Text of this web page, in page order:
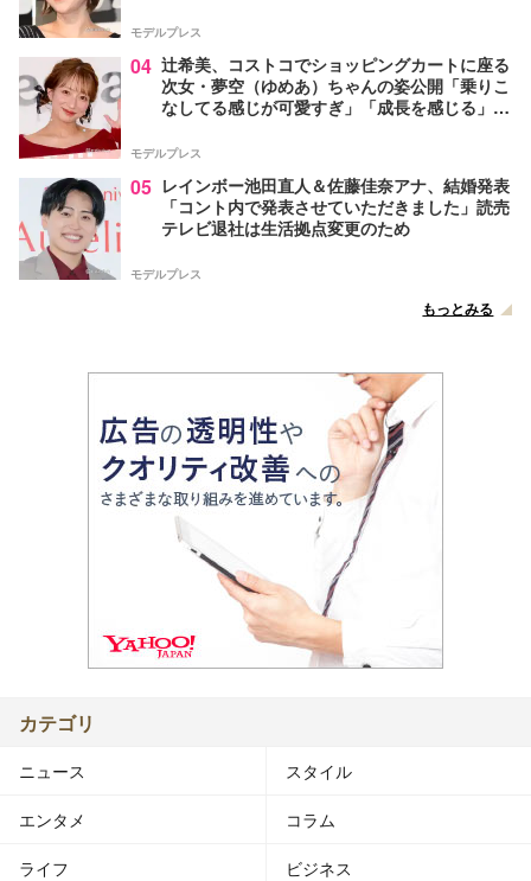
モデルプレス
04 辻希美、コストコでショッピングカートに座る
次女・夢空（ゆめあ）ちゃんの姿公開「乗りこ
なしてる感じが可愛すぎ」「成長を感じる」の
モデルプレス
05 レインボー池田直人＆佐藤佳奈アナ、結婚発表
「コント内で発表させていただきました」読売
テレビ退社は生活拠点変更のため
モデルプレス
もっとみる
カテゴリ
ニュース スタイル
エンタメ コラム
ライフ ビジネス